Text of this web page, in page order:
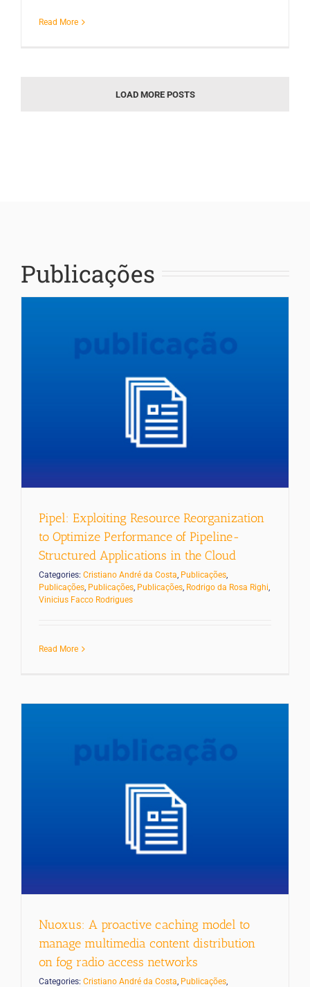
Read More
LOAD MORE POSTS
Publicações
Pipel: Exploiting Resource Reorganization
to Optimize Performance of Pipeline-
Structured Applications in the Cloud
Categories: Cristiano André da Costa, Publicações,
Publicações, Publicações, Publicações, Rodrigo da Rosa Righi,
Vinicius Facco Rodrigues
Read More
Nuoxus: A proactive caching model to
manage multimedia content distribution
on fog radio access networks
Categories: Cristiano André da Costa, Publicações,